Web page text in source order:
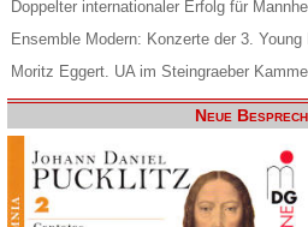
Doppelter internationaler Erfolg für
Ensemble Modern: Konzerte der 3.
Moritz Eggert. UA im Steingraeber
Neue